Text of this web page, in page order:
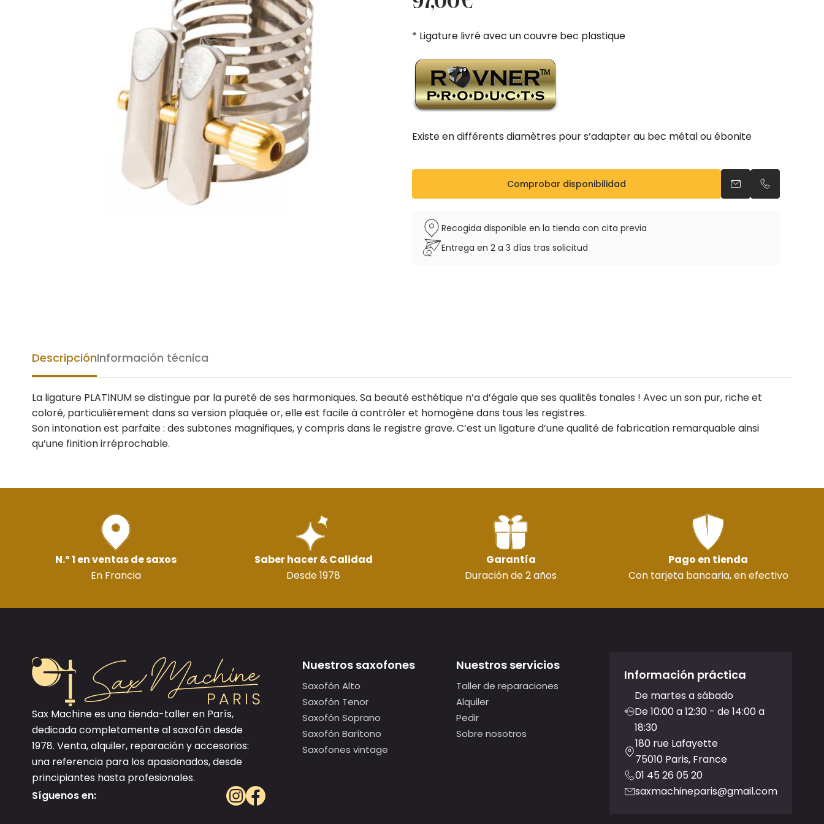
original
era:
actual
es:
* Ligature livré avec un couvre bec plastique
Existe en différents diamètres pour s’adapter au bec métal ou ébonite
Comprobar disponibilidad Enviar un email
Llamar por
Recogida disponible en la tienda con cita previa
Entrega en 2 a 3 días tras solicitud
DescripciónInformación técnica
La ligature PLATINUM se distingue par la pureté de ses harmoniques. Sa beauté esthétique n’a d’égale que ses qualités tonales ! Avec un son pur, riche et
coloré, particulièrement dans sa version plaquée or, elle est facile à contrôler et homogène dans tous les registres.
Son intonation est parfaite : des subtones magnifiques, y compris dans le registre grave. C’est un ligature d’une qualité de fabrication remarquable ainsi
qu’une finition irréprochable.
N.º 1 en ventas de saxos
En Francia
Saber hacer & Calidad
Desde 1978
Garantía
Duración de 2 años
Pago en tienda
Con tarjeta bancaria, en efectivo
Sax Machine es una tienda-taller en París,
dedicada completamente al saxofón desde
1978. Venta, alquiler, reparación y accesorios:
una referencia para los apasionados, desde
principiantes hasta profesionales.
Síguenos en:
Nuestros saxofones
Saxofón Alto
Saxofón Tenor
Saxofón Soprano
Saxofón Barítono
Saxofones vintage
Nuestros servicios
Taller de reparaciones
Alquiler
Pedir
Sobre nosotros
Información práctica
De martes a sábado
De 10:00 a 12:30 - de 14:00 a
18:30
180 rue Lafayette
75010 Paris, France
01 45 26 05 20
saxmachineparis@gmail.com